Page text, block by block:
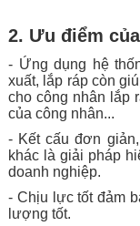
2. Ưu điểm
- Ứng dụng hệ
xuất, lắp ráp còn
cho công nhân lắp
của công nhân...
- Kết cấu đơn
khác là giải pháp
doanh nghiệp.
- Chịu lực tốt đảm
lượng tốt.